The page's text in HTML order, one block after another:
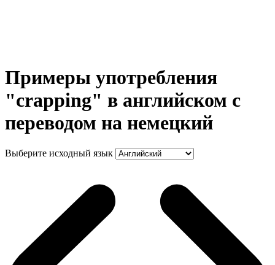
Примеры употребления
"crapping" в английском с
переводом на немецкий
Выберите исходный язык